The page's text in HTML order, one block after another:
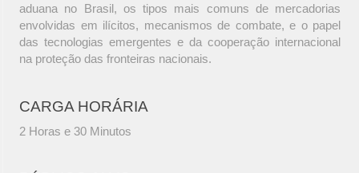
aduana no Brasil, os tipos mais comuns de mercadorias
envolvidas em ilícitos, mecanismos de combate, e o papel
das tecnologias emergentes e da cooperação internacional
na proteção das fronteiras nacionais.
CARGA HORÁRIA
2 Horas e 30 Minutos